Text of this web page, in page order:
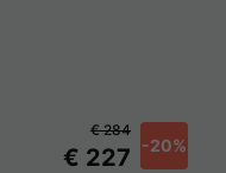
€ 227 -20%
€ 284